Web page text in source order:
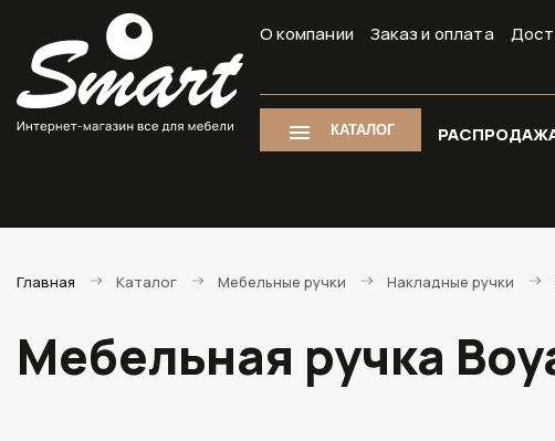
О компании Заказ и оплата
КАТАЛОГ
Главная Каталог Мебельные ручки Накладные ручки
Мебельная ручка